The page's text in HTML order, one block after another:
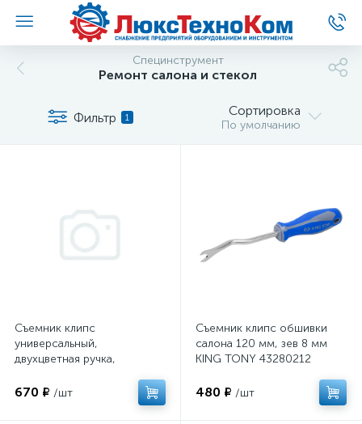
Специнструмент
Ремонт салона и стекол
Фильтр 1 Сортировка
По умолчанию
Съемник клипс
универсальный,
двухцветная ручка,
JTC
670 ₽ /шт
Съемник клипс обшивки
салона 120 мм, зев 8 мм
KING TONY 43280212
480 ₽ /шт